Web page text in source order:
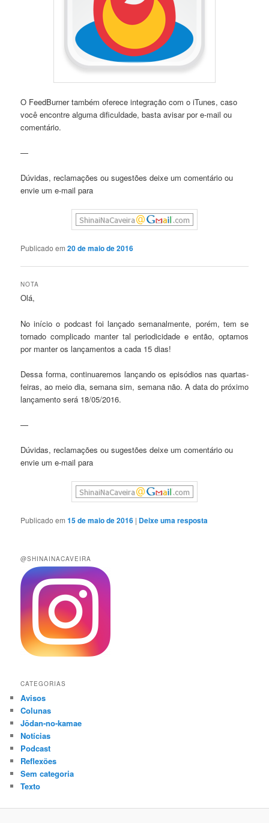
O FeedBurner também oferece integração com o iTunes, caso
você encontre alguma dificuldade, basta avisar por e-mail ou
comentário.
—
Dúvidas, reclamações ou sugestões deixe um comentário ou
envie um e-mail para
Publicado em20 de maio de 2016
NOTA
Olá,
No início o podcast foi lançado semanalmente, porém, tem se
tornado complicado manter tal periodicidade e então, optamos
por manter os lançamentos a cada 15 dias!
Dessa forma, continuaremos lançando os episódios nas quartas-
feiras, ao meio dia, semana sim, semana não. A data do próximo
lançamento será 18/05/2016.
—
Dúvidas, reclamações ou sugestões deixe um comentário ou
envie um e-mail para
Publicado em15 de maio de 2016 | Deixe uma resposta
@SHINAINACAVEIRA
CATEGORIAS
Avisos
Colunas
Jōdan-no-kamae
Notícias
Podcast
Reflexões
Sem categoria
Texto